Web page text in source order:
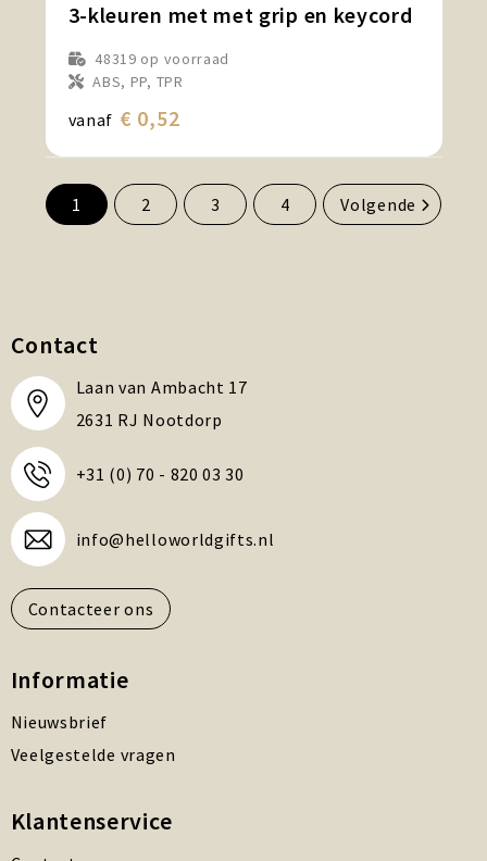
3-kleuren met met grip en keycord
48319 op voorraad
ABS, PP, TPR
vanaf € 0,52
1 2 3 4 Volgende
Contact
Laan van Ambacht 17
2631 RJ Nootdorp
+31 (0) 70 - 820 03 30
info@helloworldgifts.nl
Contacteer ons
Informatie
Nieuwsbrief
Veelgestelde vragen
Klantenservice